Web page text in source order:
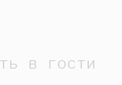
в гости